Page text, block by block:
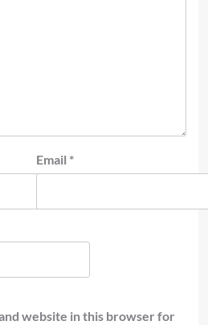
Email *
website in this browser for